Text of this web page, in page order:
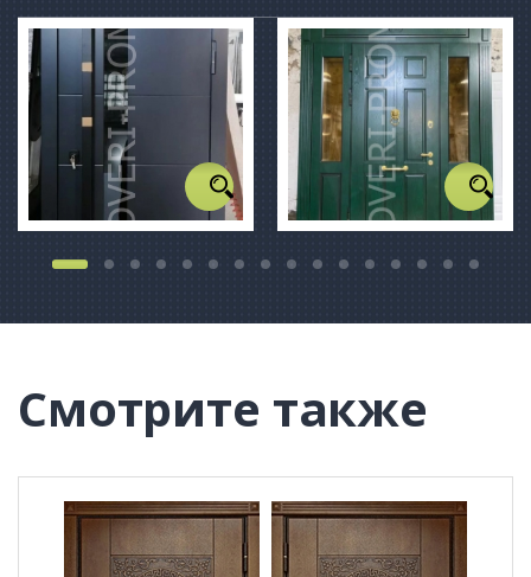
Смотрите также